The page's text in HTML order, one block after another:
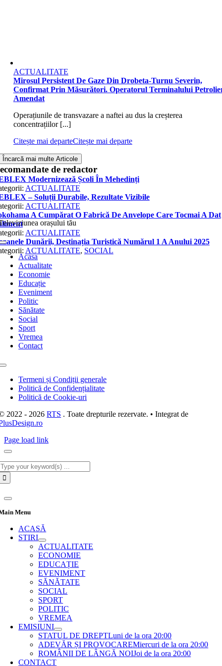
ACTUALITATE
Mirosul Persistent De Gaze Din Drobeta-Turnu Severin,
Confirmat Prin Măsurători. Operatorul Terminalului
Amendat
Operațiunile de transvazare a naftei au dus la creșterea
concentrațiilor [...]
Citește mai departeCitește mai departe
Încarcă mai multe Articole
de redactor
orașului tău
Toggle
Navigation
Acasa
Actualitate
Economie
Educație
Eveniment
Politic
Sănătate
Social
Sport
Vremea
Contact
Toggle
NavigationTermeni și Condiții generale
Politică de Confidențialitate
Politică de Cookie-uri
2022 - 2026RTS . Toate drepturile rezervate. • Integrat de
Page load link
Menu
ACASĂ
STIRI
ACTUALITATE
ECONOMIE
EDUCAȚIE
EVENIMENT
SĂNĂTATE
SOCIAL
SPORT
POLITIC
VREMEA
EMISIUNI
STATUL DE DREPTLuni de la ora 20:00
ADEVĂR ȘI PROVOCAREMiercuri de la ora 20:00
ROMÂNII DE LÂNGĂ NOIJoi de la ora 20:00
CONTACT